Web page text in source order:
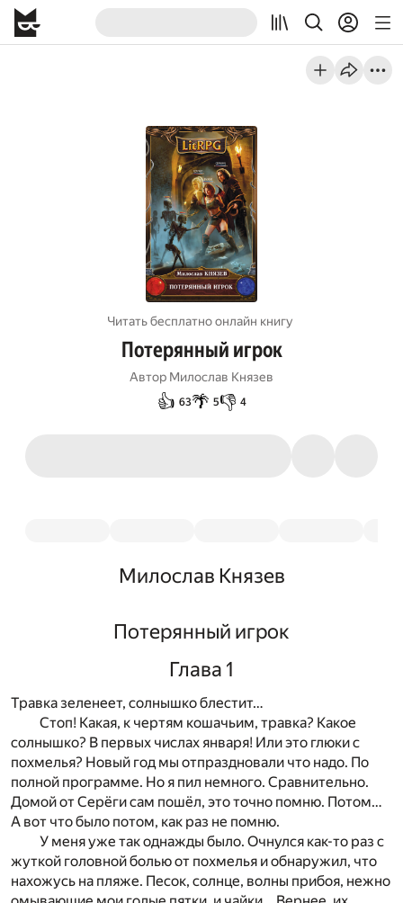
Читать бесплатно онлайн книгу
Потерянный игрок
Автор Милослав Князев
👍 63🌴 5👎 4
Милослав Князев
Потерянный игрок
Глава 1
Травка зеленеет, солнышко блестит…
Стоп! Какая, к чертям кошачьим, травка? Какое
солнышко? В первых числах января! Или это глюки с
похмелья? Новый год мы отпраздновали что надо. По
полной программе. Но я пил немного. Сравнительно.
Домой от Серёги сам пошёл, это точно помню. Потом…
А вот что было потом, как раз не помню.
У меня уже так однажды было. Очнулся как-то раз с
жуткой головной болью от похмелья и обнаружил, что
нахожусь на пляже. Песок, солнце, волны прибоя, нежно